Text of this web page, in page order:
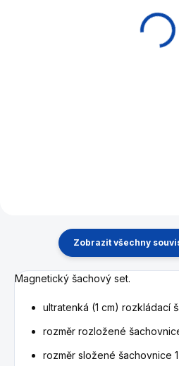
Zobrazit všechny
Magnetický šachový set.
ultratenká (1 cm) rozkládací
rozměr rozložené
rozměr složené šachovnice